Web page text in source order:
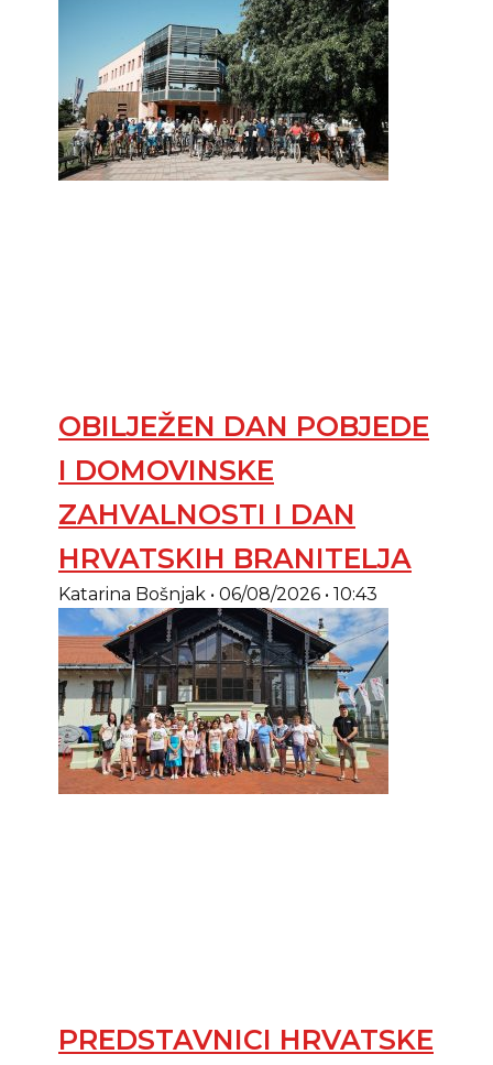
OBILJEŽEN DAN POBJEDE
I DOMOVINSKE
ZAHVALNOSTI I DAN
HRVATSKIH BRANITELJA
Katarina Bošnjak 06/08/2026 10:43
PREDSTAVNICI HRVATSKE